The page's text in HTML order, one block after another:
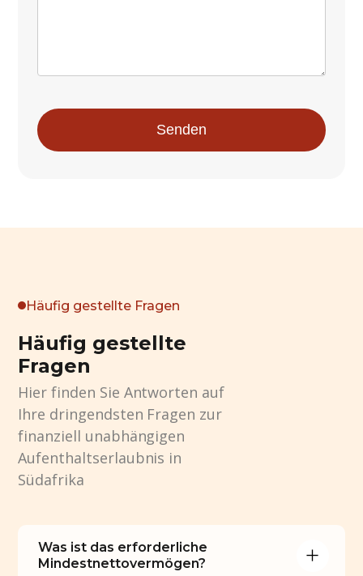
Häufig gestellte Fragen
Häufig gestellte
Fragen
Hier finden Sie Antworten auf
Ihre dringendsten Fragen zur
finanziell unabhängigen
Aufenthaltserlaubnis in
Südafrika
Was ist das erforderliche
Mindestnettovermögen?